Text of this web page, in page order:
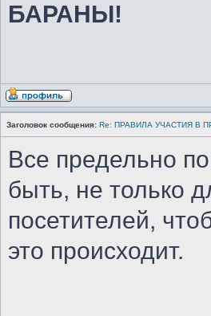
БАРАНЫ!
Заголовок сообщения: Re: ПРАВИЛА УЧАСТИЯ В
Все предельно
быть, не только
посетителей,
это происходит.